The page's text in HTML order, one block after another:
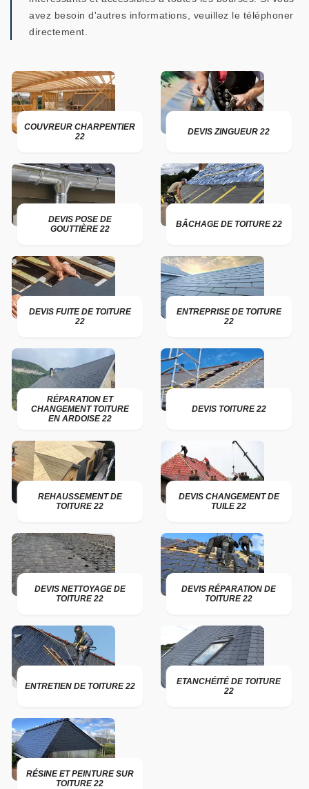
avez besoin d'autres informations, veuillez le téléphoner
directement.
COUVREUR CHARPENTIER
22
DEVIS ZINGUEUR 22
DEVIS POSE DE
GOUTTIÈRE 22
BÂCHAGE DE TOITURE 22
DEVIS FUITE DE TOITURE
22
ENTREPRISE DE TOITURE
22
RÉPARATION ET
CHANGEMENT TOITURE
EN ARDOISE 22
DEVIS TOITURE 22
REHAUSSEMENT DE
TOITURE 22
DEVIS CHANGEMENT DE
TUILE 22
DEVIS NETTOYAGE DE
TOITURE 22
DEVIS RÉPARATION DE
TOITURE 22
ENTRETIEN DE TOITURE 22
ETANCHÉITÉ DE TOITURE
22
RÉSINE ET PEINTURE SUR
TOITURE 22